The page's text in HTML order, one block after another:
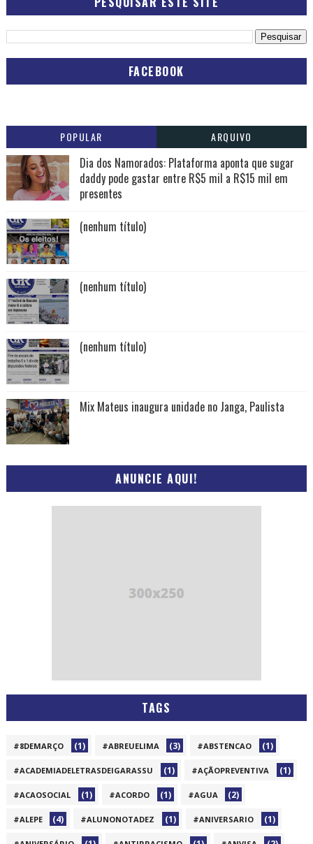
FACEBOOK
POPULAR ARQUIVO
Dia dos Namorados: Plataforma aponta que sugar
daddy pode gastar entre R$5 mil a R$15 mil em
presentes
(nenhum título)
(nenhum título)
(nenhum título)
Mix Mateus inaugura unidade no Janga, Paulista
ANUNCIE AQUI!
TAGS
#8DEMARÇO (1) #ABREUELIMA (3) #ABSTENCAO (1)
#ACADEMIADELETRASDEIGARASSU (1) #AÇÃOPREVENTIVA (1)
#ACAOSOCIAL (1) #ACORDO (1) #AGUA (2)
#ALEPE (4) #ALUNONOTADEZ (1) #ANIVERSARIO (1)